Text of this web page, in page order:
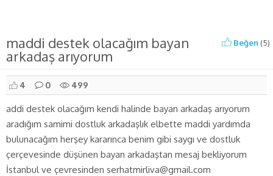
maddi destek olacağım bayan
arkadaş arıyorum
Beğen (5)
4 0 499
addi destek olacağım kendi halinde bayan arkadaş arıyorum
aradığım samimi dostluk arkadaşlık elbette maddi yardımda
bulunacağım herşey kararınca benim gibi saygı ve dostluk
çerçevesinde düşünen bayan arkadaştan mesaj bekliyorum
İstanbul ve çevresinden serhatmirliva@gmail.com